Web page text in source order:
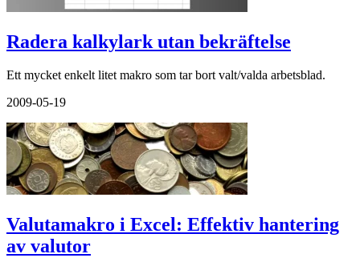
Radera kalkylark utan bekräftelse
Ett mycket enkelt litet makro som tar bort valt/valda arbetsblad.
2009-05-19
Valutamakro i Excel: Effektiv hantering
av valutor